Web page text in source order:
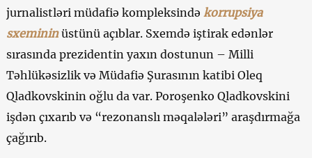
jurnalistləri müdafiə kompleksində korrupsiya
sxemininüstünü açıblar. Sxemdə iştirak edənlər
sırasında prezidentin yaxın dostunun – Milli
Təhlükəsizlik və Müdafiə Şurasının katibi Oleq
Qladkovskinin oğlu da var. Poroşenko Qladkovskini
işdən çıxarıb və “rezonanslı məqalələri” araşdırmağa
çağırıb.